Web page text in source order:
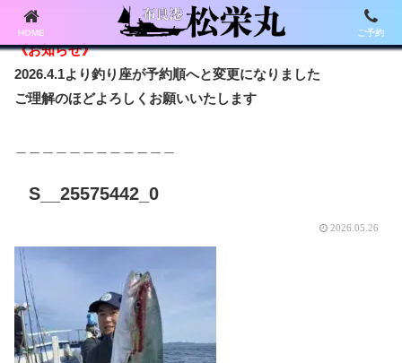
《お知らせ》
2026.4.1より釣り座が予約順へと変更になりました
ご理解のほどよろしくお願いいたします
S__25575442_0
2026.05.26
HOME ご予約